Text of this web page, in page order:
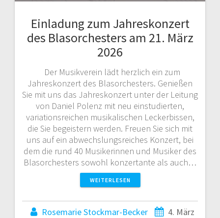
Einladung zum Jahreskonzert
des Blasorchesters am 21. März
2026
Der Musikverein lädt herzlich ein zum
Jahreskonzert des Blasorchesters. Genießen
Sie mit uns das Jahreskonzert unter der Leitung
von Daniel Polenz mit neu einstudierten,
variationsreichen musikalischen Leckerbissen,
die Sie begeistern werden. Freuen Sie sich mit
uns auf ein abwechslungsreiches Konzert, bei
dem die rund 40 Musikerinnen und Musiker des
Blasorchesters sowohl konzertante als auch…
WEITERLESEN
Rosemarie Stockmar-Becker
4. März